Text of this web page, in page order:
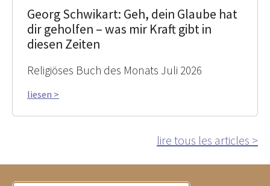
Georg Schwikart: Geh, dein Glaube hat
dir geholfen – was mir Kraft gibt in
diesen Zeiten
Religiöses Buch des Monats Juli 2026
liesen >
lire tous les articles >